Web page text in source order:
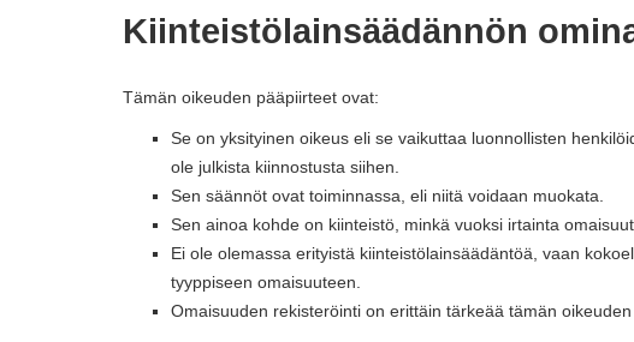
Kiinteistölainsäädännön
Tämän oikeuden pääpiirteet ovat:
Se on yksityinen oikeus eli se vaikuttaa luonnollisten
ole julkista kiinnostusta siihen.
Sen säännöt ovat toiminnassa, eli niitä voidaan muokata.
Sen ainoa kohde on kiinteistö, minkä vuoksi irtainta
Ei ole olemassa erityistä kiinteistölainsäädäntöä, vaan
tyyppiseen omaisuuteen.
Omaisuuden rekisteröinti on erittäin tärkeää tämän oikeuden